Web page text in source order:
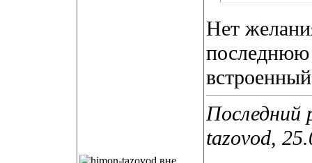
Нет
последнюю
Последний
tazovod,